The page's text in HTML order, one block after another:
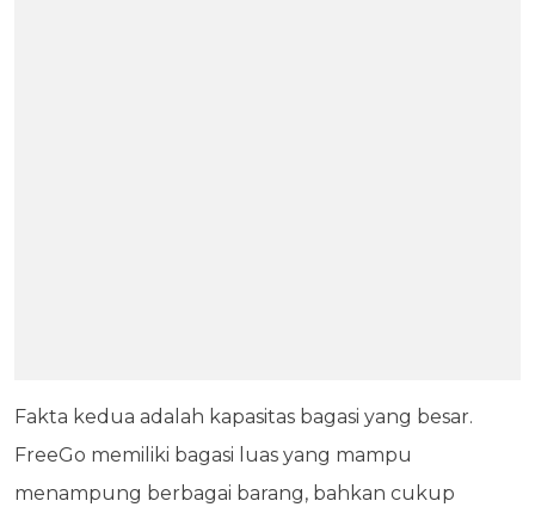
Fakta kedua adalah kapasitas bagasi yang besar.
FreeGo memiliki bagasi luas yang mampu
menampung berbagai barang, bahkan cukup